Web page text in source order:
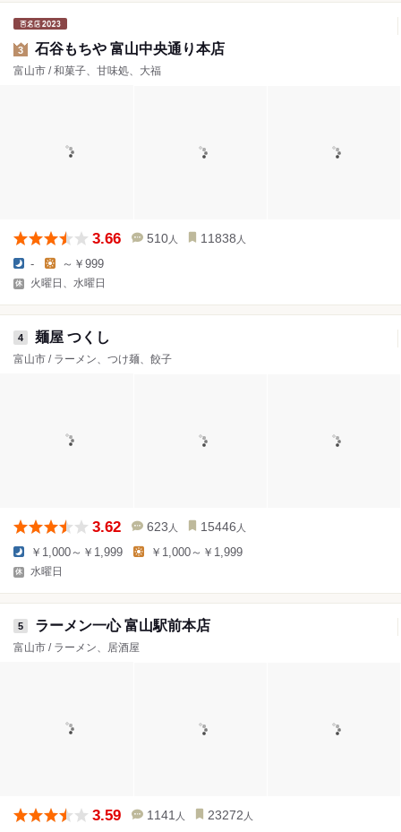
3 石谷もちや 富山中央通り本店
富山市 / 和菓子、甘味処、大福
3.66 510 人 11838 人
- ～￥999
火曜日、水曜日
4 麺屋 つくし
富山市 / ラーメン、つけ麺、餃子
3.62 623 人 15446 人
￥1,000～￥1,999 ￥1,000～￥1,999
水曜日
5 ラーメン一心 富山駅前本店
富山市 / ラーメン、居酒屋
3.59 1141 人 23272 人